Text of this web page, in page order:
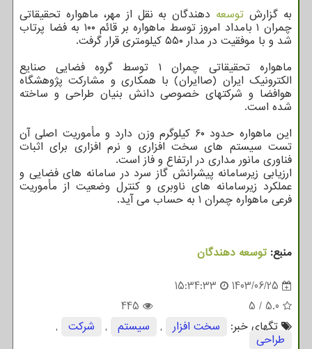
به گزارش توسعه دهندگان به نقل از مهر، ماهواره تحقیقاتی
چمران ۱ بامداد امروز توسط ماهواره بر قائم ۱۰۰ به فضا پرتاب
شد و با موفقیت در مدار ۵۵۰ کیلومتری قرار گرفت.
ماهواره تحقیقاتی چمران ۱ توسط گروه فضایی صنایع
الکترونیک ایران (صاایران) با همکاری و مشارکت پژوهشگاه
هوافضا و شرکتهای خصوصی دانش بنیان طراحی و ساخته
شده است.
این ماهواره حدود ۶۰ کیلوگرم وزن دارد و مأموریت اصلی آن
تست سیستم های سخت افزاری و نرم افزاری برای اثبات
فناوری مانور مداری در ارتفاع و فاز است.
ارزیابی زیرسامانه پیشرانش گاز سرد در سامانه های فضایی و
عملکرد زیرسامانه های ناوبری و کنترل وضعیت از مأموریت
فرعی ماهواره چمران ۱ به حساب می آید.
منبع: توسعه دهندگان
1403/06/25
15:34:33
5.0
/
5
445
تگهای خبر:
سخت افزار , سیستم , شركت ,
طراحی